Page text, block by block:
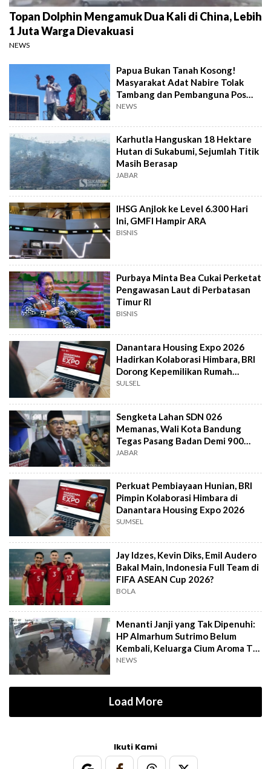
Topan Dolphin Mengamuk Dua Kali di China, Lebih
1 Juta Warga Dievakuasi
NEWS
Papua Bukan Tanah Kosong!
Masyarakat Adat Nabire Tolak
Tambang dan Pembanguna Pos
Militer
NEWS
Karhutla Hanguskan 18 Hektare
Hutan di Sukabumi, Sejumlah Titik
Masih Berasap
JABAR
IHSG Anjlok ke Level 6.300 Hari
Ini, GMFI Hampir ARA
BISNIS
Purbaya Minta Bea Cukai Perketat
Pengawasan Laut di Perbatasan
Timur RI
BISNIS
Danantara Housing Expo 2026
Hadirkan Kolaborasi Himbara, BRI
Dorong Kepemilikan Rumah
Masyarakat
SULSEL
Sengketa Lahan SDN 026
Memanas, Wali Kota Bandung
Tegas Pasang Badan Demi 900
Siswa
JABAR
Perkuat Pembiayaan Hunian, BRI
Pimpin Kolaborasi Himbara di
Danantara Housing Expo 2026
SUMSEL
Jay Idzes, Kevin Diks, Emil Audero
Bakal Main, Indonesia Full Team di
FIFA ASEAN Cup 2026?
BOLA
Menanti Janji yang Tak Dipenuhi:
HP Almarhum Sutrimo Belum
Kembali, Keluarga Cium Aroma Tak
Beres
NEWS
Load More
Ikuti Kami